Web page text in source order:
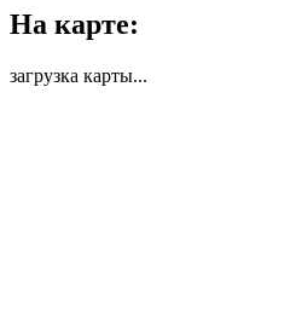
На карте:
загрузка карты...